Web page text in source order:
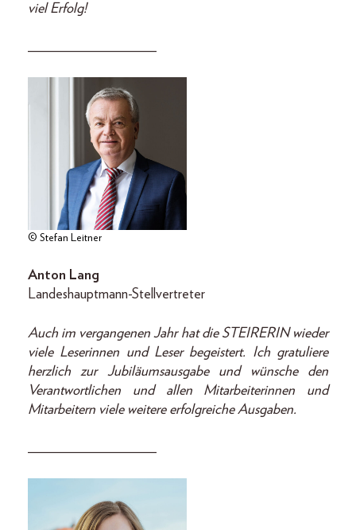
viel Erfolg!
__________________
© Stefan Leitner
Anton Lang
Landeshauptmann-Stellvertreter
Auch im vergangenen Jahr hat die STEIRERIN wieder
viele Leserinnen und Leser begeistert. Ich gratuliere
herzlich zur Jubiläumsausgabe und wünsche den
Verantwortlichen und allen Mitarbeiterinnen und
Mitarbeitern viele weitere erfolgreiche Ausgaben.
__________________